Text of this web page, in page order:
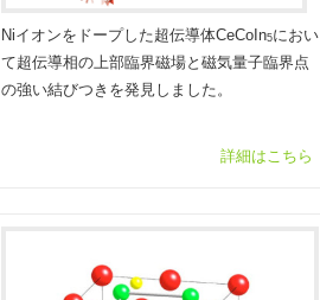
Niイオンをドープした超伝導体CeCoIn5におい
て超伝導相の上部臨界磁場と磁気量子臨界点
の強い結びつきを発見しました。
詳細はこちら